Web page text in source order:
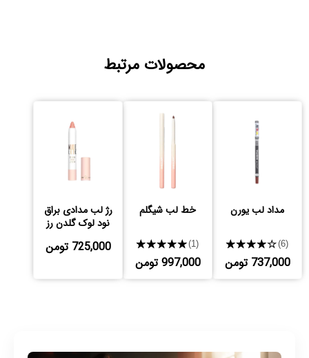
محصولات مرتبط
مداد لب یورن
★★★★★(6)
737,000 تومن
خط لب شیگلم
★★★★★(1)
997,000 تومن
رژ لب مدادی براق
نود لوک گلدن رز
725,000 تومن